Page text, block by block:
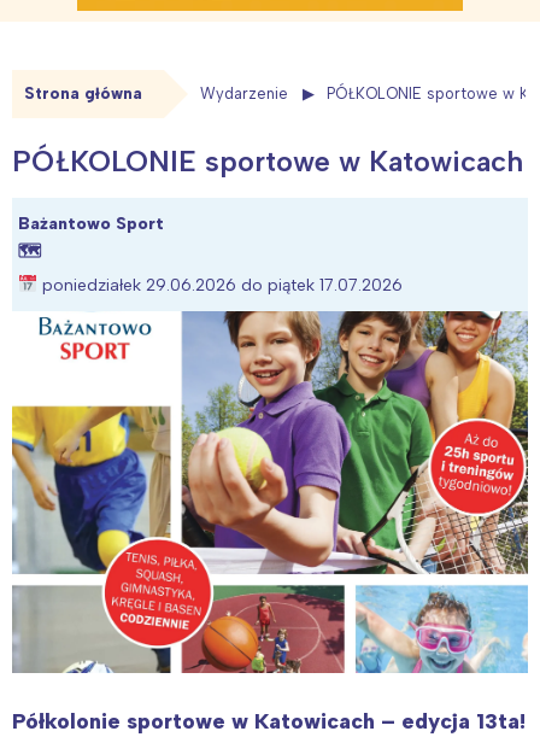
Strona główna Wydarzenie PÓŁKOLONIE sportowe w
PÓŁKOLONIE sportowe w Katowicach
Bażantowo Sport
🗺
poniedziałek 29.06.2026 do piątek 17.07.2026
Półkolonie sportowe w Katowicach – edycja 13ta!